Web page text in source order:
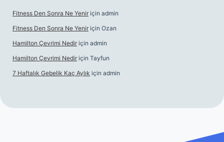
Fitness Den Sonra Ne Yenir için admin
Fitness Den Sonra Ne Yenir için Ozan
Hamilton Çevrimi Nedir için admin
Hamilton Çevrimi Nedir için Tayfun
7 Haftalık Gebelik Kaç Aylık için admin